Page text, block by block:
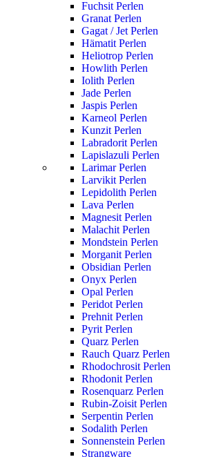
Fuchsit Perlen
Granat Perlen
Gagat / Jet Perlen
Hämatit Perlen
Heliotrop Perlen
Howlith Perlen
Iolith Perlen
Jade Perlen
Jaspis Perlen
Karneol Perlen
Kunzit Perlen
Labradorit Perlen
Lapislazuli Perlen
Larimar Perlen
Larvikit Perlen
Lepidolith Perlen
Lava Perlen
Magnesit Perlen
Malachit Perlen
Mondstein Perlen
Morganit Perlen
Obsidian Perlen
Onyx Perlen
Opal Perlen
Peridot Perlen
Prehnit Perlen
Pyrit Perlen
Quarz Perlen
Rauch Quarz Perlen
Rhodochrosit Perlen
Rhodonit Perlen
Rosenquarz Perlen
Rubin-Zoisit Perlen
Serpentin Perlen
Sodalith Perlen
Sonnenstein Perlen
Strangware